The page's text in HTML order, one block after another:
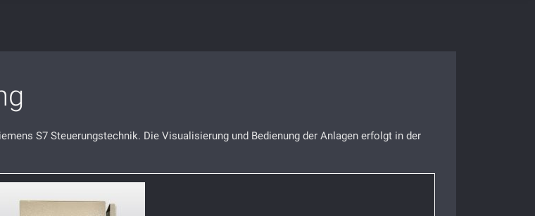
S7 Steuerungstechnik. Die Visualisierung und Bedienung der Anlagen erfolgt in der